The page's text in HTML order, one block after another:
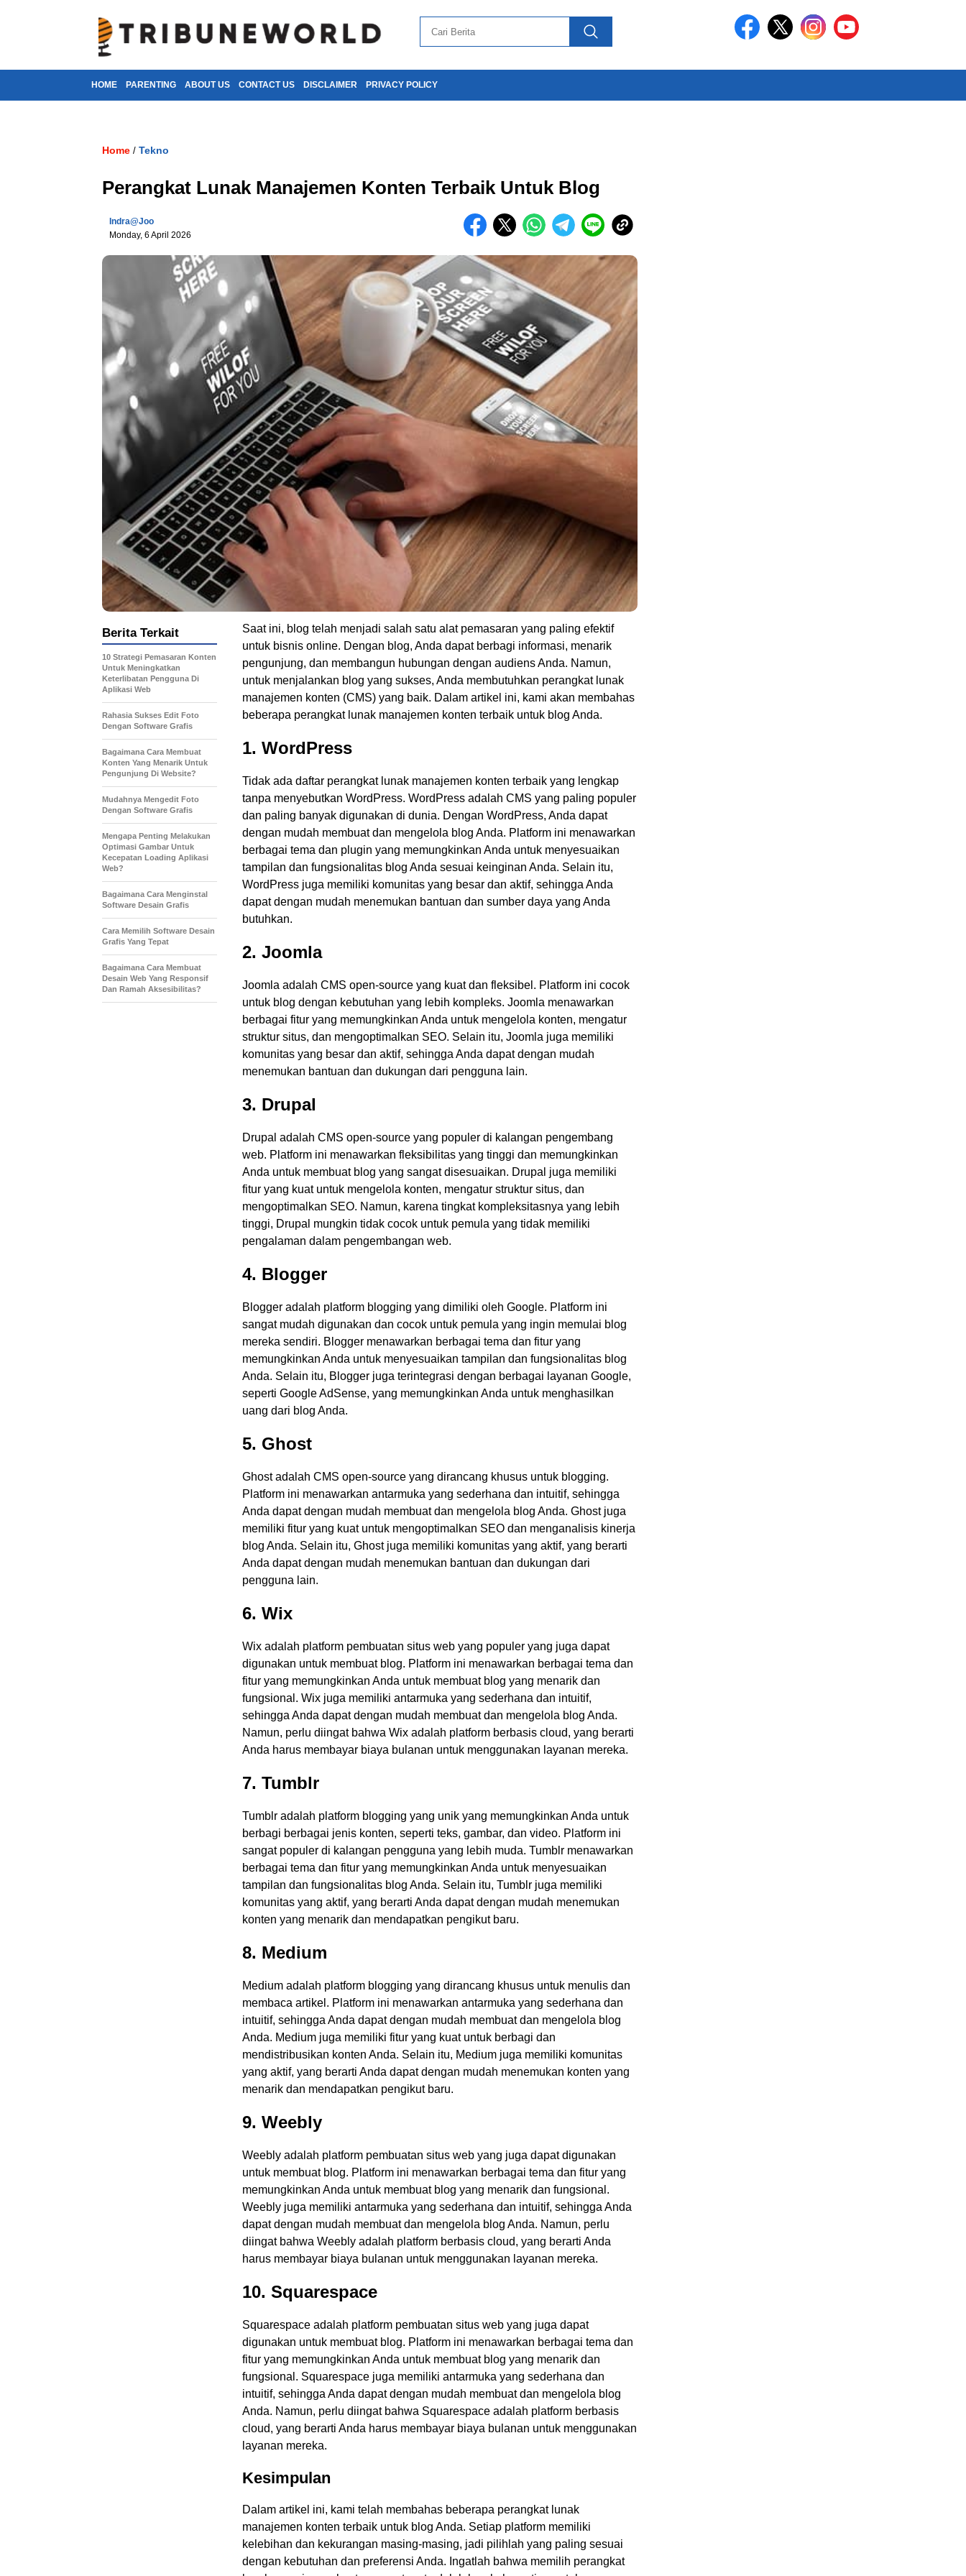
HOME PARENTING ABOUT US CONTACT US DISCLAIMER PRIVACY POLICY
Home / Tekno
Perangkat Lunak Manajemen Konten Terbaik Untuk Blog
Indra@joo
Monday, 6 April 2026
Saat ini, blog telah menjadi salah satu alat pemasaran yang paling efektif
untuk bisnis online. Dengan blog, Anda dapat berbagi informasi, menarik
pengunjung, dan membangun hubungan dengan audiens Anda. Namun,
untuk menjalankan blog yang sukses, Anda membutuhkan perangkat lunak
manajemen konten (CMS) yang baik. Dalam artikel ini, kami akan membahas
beberapa perangkat lunak manajemen konten terbaik untuk blog Anda.
1. WordPress
Tidak ada daftar perangkat lunak manajemen konten terbaik yang lengkap
tanpa menyebutkan WordPress. WordPress adalah CMS yang paling populer
dan paling banyak digunakan di dunia. Dengan WordPress, Anda dapat
dengan mudah membuat dan mengelola blog Anda. Platform ini menawarkan
berbagai tema dan plugin yang memungkinkan Anda untuk menyesuaikan
tampilan dan fungsionalitas blog Anda sesuai keinginan Anda. Selain itu,
WordPress juga memiliki komunitas yang besar dan aktif, sehingga Anda
dapat dengan mudah menemukan bantuan dan sumber daya yang Anda
butuhkan.
2. Joomla
Joomla adalah CMS open-source yang kuat dan fleksibel. Platform ini cocok
untuk blog dengan kebutuhan yang lebih kompleks. Joomla menawarkan
berbagai fitur yang memungkinkan Anda untuk mengelola konten, mengatur
struktur situs, dan mengoptimalkan SEO. Selain itu, Joomla juga memiliki
komunitas yang besar dan aktif, sehingga Anda dapat dengan mudah
menemukan bantuan dan dukungan dari pengguna lain.
3. Drupal
Drupal adalah CMS open-source yang populer di kalangan pengembang
web. Platform ini menawarkan fleksibilitas yang tinggi dan memungkinkan
Anda untuk membuat blog yang sangat disesuaikan. Drupal juga memiliki
fitur yang kuat untuk mengelola konten, mengatur struktur situs, dan
mengoptimalkan SEO. Namun, karena tingkat kompleksitasnya yang lebih
tinggi, Drupal mungkin tidak cocok untuk pemula yang tidak memiliki
pengalaman dalam pengembangan web.
4. Blogger
Blogger adalah platform blogging yang dimiliki oleh Google. Platform ini
sangat mudah digunakan dan cocok untuk pemula yang ingin memulai blog
mereka sendiri. Blogger menawarkan berbagai tema dan fitur yang
memungkinkan Anda untuk menyesuaikan tampilan dan fungsionalitas blog
Anda. Selain itu, Blogger juga terintegrasi dengan berbagai layanan Google,
seperti Google AdSense, yang memungkinkan Anda untuk menghasilkan
uang dari blog Anda.
5. Ghost
Ghost adalah CMS open-source yang dirancang khusus untuk blogging.
Platform ini menawarkan antarmuka yang sederhana dan intuitif, sehingga
Anda dapat dengan mudah membuat dan mengelola blog Anda. Ghost juga
memiliki fitur yang kuat untuk mengoptimalkan SEO dan menganalisis kinerja
blog Anda. Selain itu, Ghost juga memiliki komunitas yang aktif, yang berarti
Anda dapat dengan mudah menemukan bantuan dan dukungan dari
pengguna lain.
6. Wix
Wix adalah platform pembuatan situs web yang populer yang juga dapat
digunakan untuk membuat blog. Platform ini menawarkan berbagai tema dan
fitur yang memungkinkan Anda untuk membuat blog yang menarik dan
fungsional. Wix juga memiliki antarmuka yang sederhana dan intuitif,
sehingga Anda dapat dengan mudah membuat dan mengelola blog Anda.
Namun, perlu diingat bahwa Wix adalah platform berbasis cloud, yang berarti
Anda harus membayar biaya bulanan untuk menggunakan layanan mereka.
7. Tumblr
Tumblr adalah platform blogging yang unik yang memungkinkan Anda untuk
berbagi berbagai jenis konten, seperti teks, gambar, dan video. Platform ini
sangat populer di kalangan pengguna yang lebih muda. Tumblr menawarkan
berbagai tema dan fitur yang memungkinkan Anda untuk menyesuaikan
tampilan dan fungsionalitas blog Anda. Selain itu, Tumblr juga memiliki
komunitas yang aktif, yang berarti Anda dapat dengan mudah menemukan
konten yang menarik dan mendapatkan pengikut baru.
8. Medium
Medium adalah platform blogging yang dirancang khusus untuk menulis dan
membaca artikel. Platform ini menawarkan antarmuka yang sederhana dan
intuitif, sehingga Anda dapat dengan mudah membuat dan mengelola blog
Anda. Medium juga memiliki fitur yang kuat untuk berbagi dan
mendistribusikan konten Anda. Selain itu, Medium juga memiliki komunitas
yang aktif, yang berarti Anda dapat dengan mudah menemukan konten yang
menarik dan mendapatkan pengikut baru.
9. Weebly
Weebly adalah platform pembuatan situs web yang juga dapat digunakan
untuk membuat blog. Platform ini menawarkan berbagai tema dan fitur yang
memungkinkan Anda untuk membuat blog yang menarik dan fungsional.
Weebly juga memiliki antarmuka yang sederhana dan intuitif, sehingga Anda
dapat dengan mudah membuat dan mengelola blog Anda. Namun, perlu
diingat bahwa Weebly adalah platform berbasis cloud, yang berarti Anda
harus membayar biaya bulanan untuk menggunakan layanan mereka.
10. Squarespace
Squarespace adalah platform pembuatan situs web yang juga dapat
digunakan untuk membuat blog. Platform ini menawarkan berbagai tema dan
fitur yang memungkinkan Anda untuk membuat blog yang menarik dan
fungsional. Squarespace juga memiliki antarmuka yang sederhana dan
intuitif, sehingga Anda dapat dengan mudah membuat dan mengelola blog
Anda. Namun, perlu diingat bahwa Squarespace adalah platform berbasis
cloud, yang berarti Anda harus membayar biaya bulanan untuk menggunakan
layanan mereka.
Kesimpulan
Dalam artikel ini, kami telah membahas beberapa perangkat lunak
manajemen konten terbaik untuk blog Anda. Setiap platform memiliki
kelebihan dan kekurangan masing-masing, jadi pilihlah yang paling sesuai
dengan kebutuhan dan preferensi Anda. Ingatlah bahwa memilih perangkat
Berita Terkait
10 Strategi Pemasaran Konten
Untuk Meningkatkan
Keterlibatan Pengguna Di
Aplikasi Web
Rahasia Sukses Edit Foto
Dengan Software Grafis
Bagaimana Cara Membuat
Konten Yang Menarik Untuk
Pengunjung Di Website?
Mudahnya Mengedit Foto
Dengan Software Grafis
Mengapa Penting Melakukan
Optimasi Gambar Untuk
Kecepatan Loading Aplikasi
Web?
Bagaimana Cara Menginstal
Software Desain Grafis
Cara Memilih Software Desain
Grafis Yang Tepat
Bagaimana Cara Membuat
Desain Web Yang Responsif
Dan Ramah Aksesibilitas?